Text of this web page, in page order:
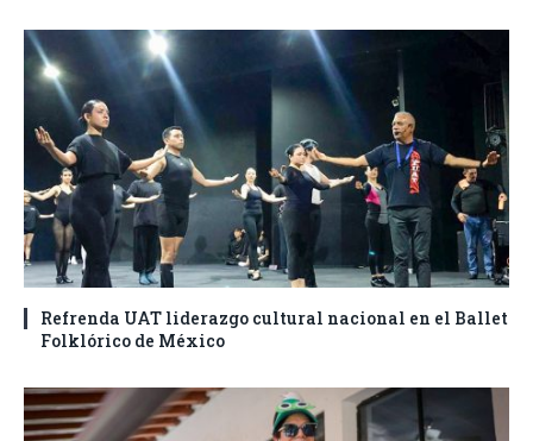
Refrenda UAT liderazgo cultural nacional en el Ballet
Folklórico de México